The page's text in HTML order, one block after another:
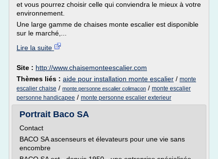
et vous pourrez choisir celle qui conviendra le mieux à votre
environnement.
Une large gamme de chaises monte escalier est disponible
sur le marché,...
Lire la suite
Site : http://www.chaisemonteescalier.com
Thèmes liés : aide pour installation monte escalier / monte
escalier chaise / monte personne escalier colimacon / monte escalier
personne handicapee / monte personne escalier exterieur
Portrait Baco SA
Contact
BACO SA ascenseurs et élevateurs pour une vie sans
encombre